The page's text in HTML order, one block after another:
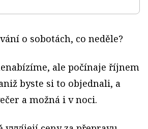
o sobotách, co neděle?
ale počínaje říjnem
byste si to objednali, a
a možná i v noci.